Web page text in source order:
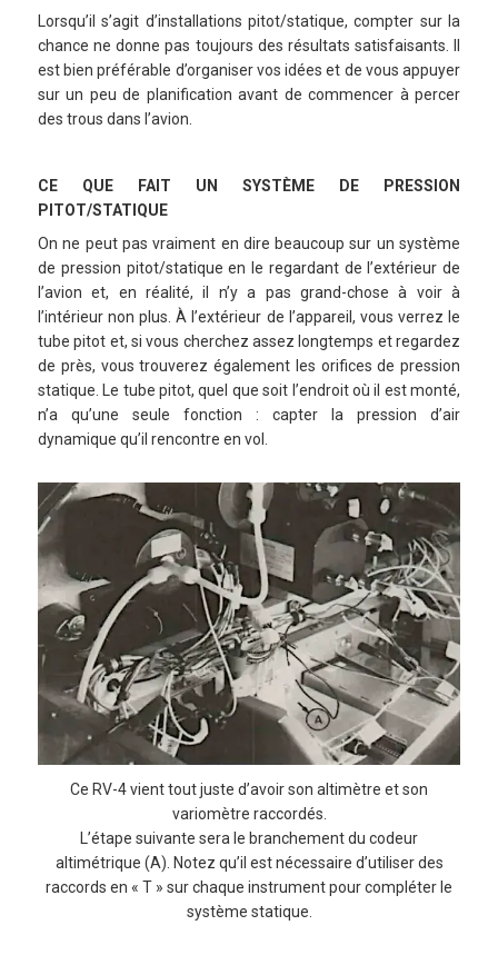
Lorsqu’il s’agit d’installations pitot/statique, compter sur la
chance ne donne pas toujours des résultats satisfaisants. Il
est bien préférable d’organiser vos idées et de vous appuyer
sur un peu de planification avant de commencer à percer
des trous dans l’avion.
CE QUE FAIT UN SYSTÈME DE PRESSION
PITOT/STATIQUE
On ne peut pas vraiment en dire beaucoup sur un système
de pression pitot/statique en le regardant de l’extérieur de
l’avion et, en réalité, il n’y a pas grand-chose à voir à
l’intérieur non plus. À l’extérieur de l’appareil, vous verrez le
tube pitot et, si vous cherchez assez longtemps et regardez
de près, vous trouverez également les orifices de pression
statique. Le tube pitot, quel que soit l’endroit où il est monté,
n’a qu’une seule fonction : capter la pression d’air
dynamique qu’il rencontre en vol.
Ce RV-4 vient tout juste d’avoir son altimètre et son
variomètre raccordés.
L’étape suivante sera le branchement du codeur
altimétrique (A). Notez qu’il est nécessaire d’utiliser des
raccords en « T » sur chaque instrument pour compléter le
système statique.